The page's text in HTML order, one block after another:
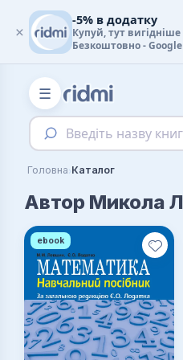
☰
Введіть назву
Головна›Каталог
Автор Микола
ebook
×
-5% в додатку
Купуй, тут вигідніше
Безкоштовно -